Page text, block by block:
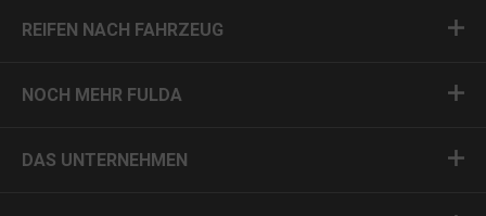
REIFEN NACH FAHRZEUG
NOCH MEHR FULDA
DAS UNTERNEHMEN